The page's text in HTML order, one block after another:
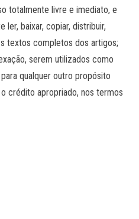
totalmente livre e imediato, e
ler, baixar, copiar, distribuir,
textos completos dos artigos;
serem utilizados como
qualquer outro propósito
crédito apropriado, nos termos